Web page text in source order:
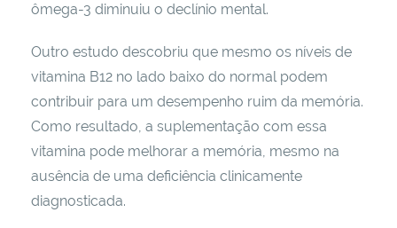
ômega-3 diminuiu o declínio mental.
Outro estudo descobriu que mesmo os níveis de
vitamina B12 no lado baixo do normal podem
contribuir para um desempenho ruim da memória.
Como resultado, a suplementação com essa
vitamina pode melhorar a memória, mesmo na
ausência de uma deficiência clinicamente
diagnosticada.